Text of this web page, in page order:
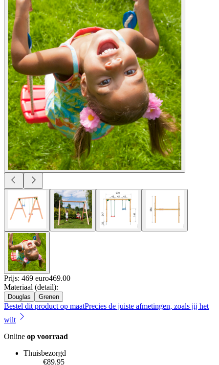
Prijs: 469 euro469.00
Materiaal (detail):
Douglas Grenen
Bestel dit product op maatPrecies de juiste afmetingen, zoals jij het
wilt
Online op voorraad
Thuisbezorgd
€89.95